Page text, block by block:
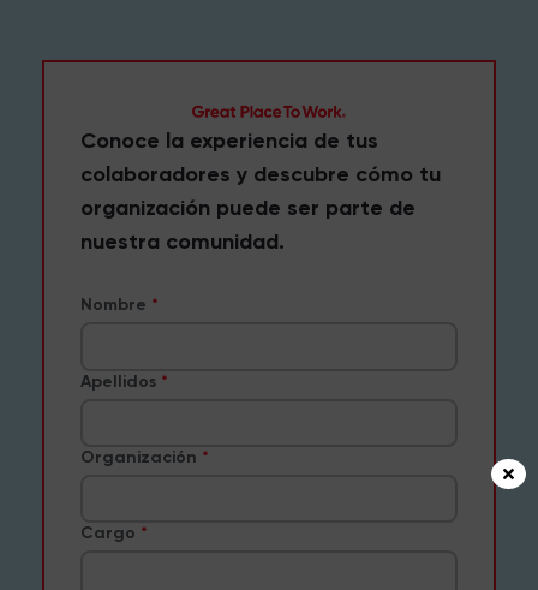
Conoce la experiencia de tus
colaboradores y descubre cómo tu
organización puede ser parte de
nuestra comunidad.
Nombre
Apellidos
Organización
Cargo